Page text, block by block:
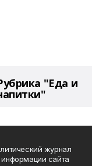
"Еда и
журнал
сайта